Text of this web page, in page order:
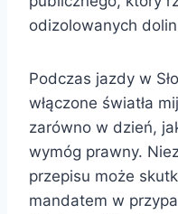
odizolowanych
Podczas jazdy w
włączone światła
zarówno w dzień,
wymóg prawny.
przepisu może
mandatem w